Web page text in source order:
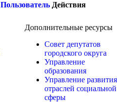
Пользователь Действия
Дополнительные ресурсы
Совет депутатов
городского округа
Управление
образования
Управление развития
отраслей социальной
сферы